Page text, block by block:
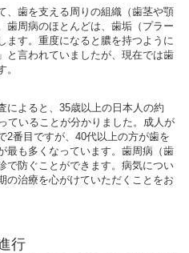
、歯を支える周りの組織（歯茎や顎
歯周病のほとんどは、歯垢（プラー
ます。重度になると膿を持つように
と言われていましたが、現在では歯
によると、35歳以上の日本人の約
ていることが分かりました。成人が
2番目ですが、40代以上の方が歯を
最も多くなっています。歯周病（歯
で防ぐことができます。病気につい
の治療を心がけていただくことをお
行